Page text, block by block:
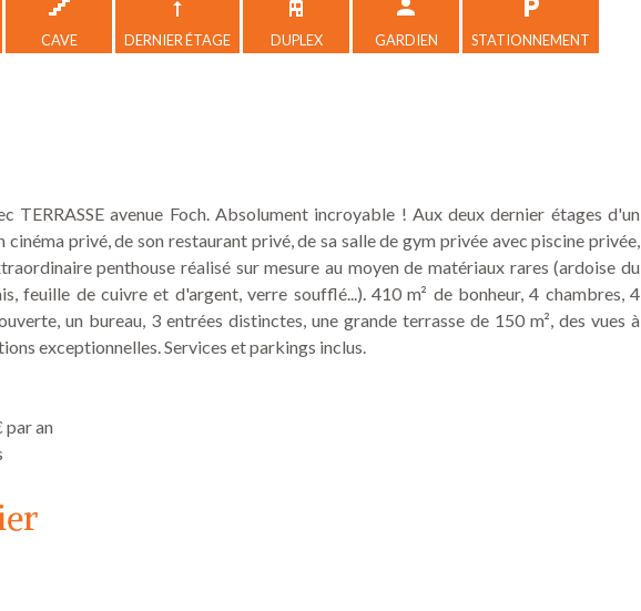
CAVE DERNIER ÉTAGE DUPLEX GARDIEN STATIONNEMENT
TERRASSE avenue Foch. Absolument incroyable ! Aux deux dernier étages d'un
privé, de son restaurant privé, de sa salle de gym privée avec piscine privée,
penthouse réalisé sur mesure au moyen de matériaux rares (ardoise du
feuille de cuivre et d'argent, verre soufflé...). 410 m² de bonheur, 4 chambres, 4
un bureau, 3 entrées distinctes, une grande terrasse de 150 m², des vues à
exceptionnelles. Services et parkings inclus.
par an